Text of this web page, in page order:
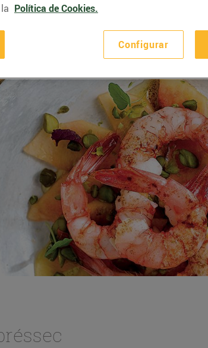
Política de Cookies.
Configurar